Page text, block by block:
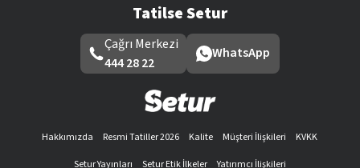
Tatilse Setur
Çağrı Merkezi
444 28 22
WhatsApp
Hakkımızda Resmi Tatiller 2026 Kalite Müşteri İlişkileri
KVKK
Setur Yayınları
Setur Etik İlkeler
Yatırımcı İlişkileri